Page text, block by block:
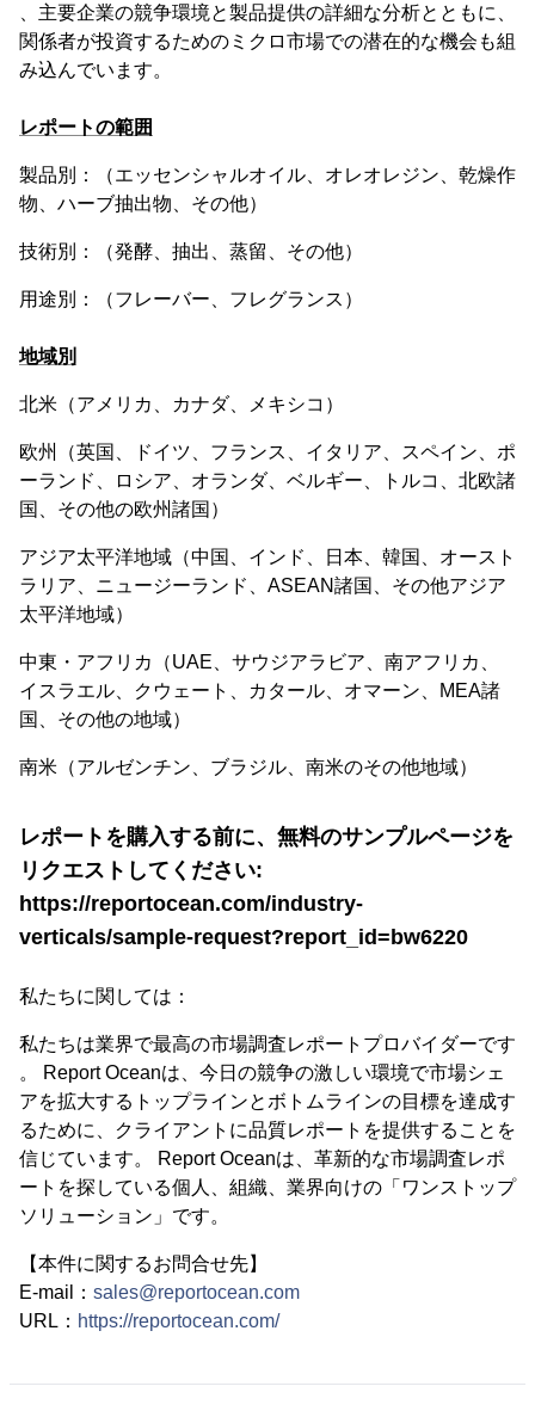
、主要企業の競争環境と製品提供の詳細な分析とともに、
関係者が投資するためのミクロ市場での潜在的な機会も組
み込んでいます。
レポートの範囲
製品別：（エッセンシャルオイル、オレオレジン、乾燥作
物、ハーブ抽出物、その他）
技術別：（発酵、抽出、蒸留、その他）
用途別：（フレーバー、フレグランス）
地域別
北米（アメリカ、カナダ、メキシコ）
欧州（英国、ドイツ、フランス、イタリア、スペイン、ポ
ーランド、ロシア、オランダ、ベルギー、トルコ、北欧諸
国、その他の欧州諸国）
アジア太平洋地域（中国、インド、日本、韓国、オースト
ラリア、ニュージーランド、ASEAN諸国、その他アジア
太平洋地域）
中東・アフリカ（UAE、サウジアラビア、南アフリカ、
イスラエル、クウェート、カタール、オマーン、MEA諸
国、その他の地域）
南米（アルゼンチン、ブラジル、南米のその他地域）
レポートを購入する前に、無料のサンプルページを
リクエストしてください:
https://reportocean.com/industry-
verticals/sample-request?report_id=bw6220
私たちに関しては：
私たちは業界で最高の市場調査レポートプロバイダーです
。 Report Oceanは、今日の競争の激しい環境で市場シェ
アを拡大するトップラインとボトムラインの目標を達成す
るために、クライアントに品質レポートを提供することを
信じています。 Report Oceanは、革新的な市場調査レポ
ートを探している個人、組織、業界向けの「ワンストップ
ソリューション」です。
【本件に関するお問合せ先】
E-mail： sales@reportocean.com
URL： https://reportocean.com/